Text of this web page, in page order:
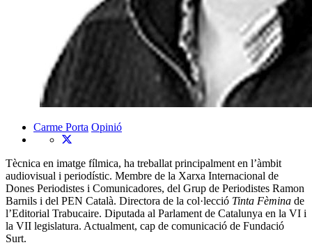
Carme Porta Opinió
Tècnica en imatge fílmica, ha treballat principalment en l’àmbit
audiovisual i periodístic. Membre de la Xarxa Internacional de
Dones Periodistes i Comunicadores, del Grup de Periodistes Ramon
Barnils i del PEN Català. Directora de la col·lecció Tinta Fèmina de
l’Editorial Trabucaire. Diputada al Parlament de Catalunya en la VI i
la VII legislatura. Actualment, cap de comunicació de Fundació
Surt.